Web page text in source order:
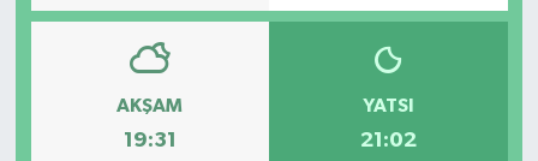
AKŞAM
19:31
YATSI
21:02